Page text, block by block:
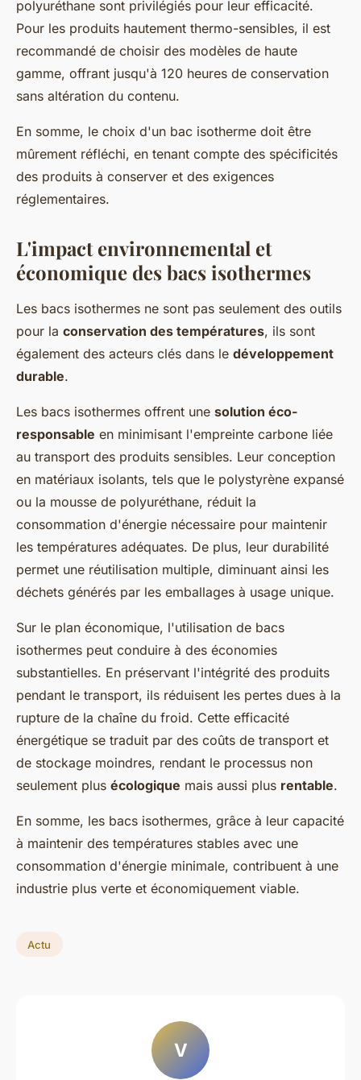
polyuréthane sont privilégiés pour leur efficacité.
Pour les produits hautement thermo-sensibles, il est
recommandé de choisir des modèles de haute
gamme, offrant jusqu'à 120 heures de conservation
sans altération du contenu.
En somme, le choix d'un bac isotherme doit être
mûrement réfléchi, en tenant compte des spécificités
des produits à conserver et des exigences
réglementaires.
L'impact environnemental et
économique des bacs isothermes
Les bacs isothermes ne sont pas seulement des outils
pour la conservation des températures, ils sont
également des acteurs clés dans le développement
durable.
Les bacs isothermes offrent une solution éco-
responsable en minimisant l'empreinte carbone liée
au transport des produits sensibles. Leur conception
en matériaux isolants, tels que le polystyrène expansé
ou la mousse de polyuréthane, réduit la
consommation d'énergie nécessaire pour maintenir
les températures adéquates. De plus, leur durabilité
permet une réutilisation multiple, diminuant ainsi les
déchets générés par les emballages à usage unique.
Sur le plan économique, l'utilisation de bacs
isothermes peut conduire à des économies
substantielles. En préservant l'intégrité des produits
pendant le transport, ils réduisent les pertes dues à la
rupture de la chaîne du froid. Cette efficacité
énergétique se traduit par des coûts de transport et
de stockage moindres, rendant le processus non
seulement plus écologique mais aussi plus rentable.
En somme, les bacs isothermes, grâce à leur capacité
à maintenir des températures stables avec une
consommation d'énergie minimale, contribuent à une
industrie plus verte et économiquement viable.
Actu
V